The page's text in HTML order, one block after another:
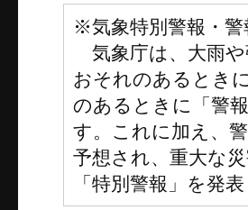
※気象特別警報・
気象庁は、大雨
おそれのあるとき
のあるときに「警
す。これに加え、
予想され、重大な
「特別警報」を発